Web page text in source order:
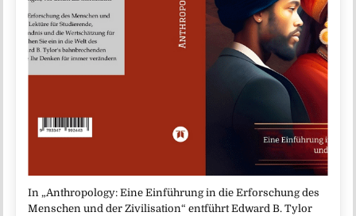
In „Anthropology: Eine Einführung in die Erforschung des
Menschen und der Zivilisation“ entführt Edward B. Tylor